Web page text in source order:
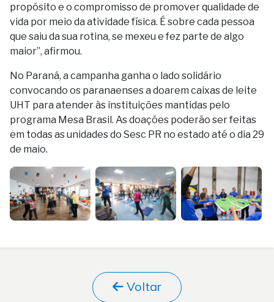
propósito e o compromisso de promover qualidade de
vida por meio da atividade física. É sobre cada pessoa
que saiu da sua rotina, se mexeu e fez parte de algo
maior”, afirmou.
No Paraná, a campanha ganha o lado solidário
convocando os paranaenses a doarem caixas de leite
UHT para atender às instituições mantidas pelo
programa Mesa Brasil. As doações poderão ser feitas
em todas as unidades do Sesc PR no estado até o dia 29
de maio.
Voltar